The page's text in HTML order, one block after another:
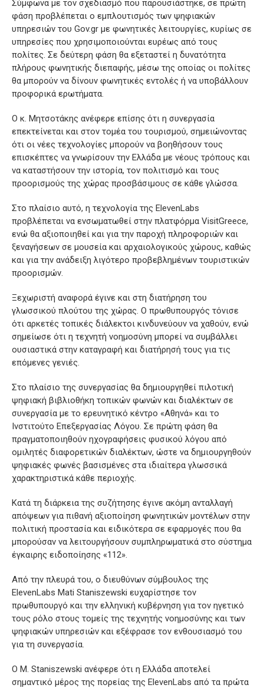
Σύμφωνα με τον σχεδιασμό που παρουσιάστηκε, σε πρώτη
φάση προβλέπεται ο εμπλουτισμός των ψηφιακών
υπηρεσιών του Gov.gr με φωνητικές λειτουργίες, κυρίως σε
υπηρεσίες που χρησιμοποιούνται ευρέως από τους
πολίτες. Σε δεύτερη φάση θα εξεταστεί η δυνατότητα
πλήρους φωνητικής διεπαφής, μέσω της οποίας οι πολίτες
θα μπορούν να δίνουν φωνητικές εντολές ή να υποβάλλουν
προφορικά ερωτήματα.
Ο κ. Μητσοτάκης ανέφερε επίσης ότι η συνεργασία
επεκτείνεται και στον τομέα του τουρισμού, σημειώνοντας
ότι οι νέες τεχνολογίες μπορούν να βοηθήσουν τους
επισκέπτες να γνωρίσουν την Ελλάδα με νέους τρόπους και
να καταστήσουν την ιστορία, τον πολιτισμό και τους
προορισμούς της χώρας προσβάσιμους σε κάθε γλώσσα.
Στο πλαίσιο αυτό, η τεχνολογία της ElevenLabs
προβλέπεται να ενσωματωθεί στην πλατφόρμα VisitGreece,
ενώ θα αξιοποιηθεί και για την παροχή πληροφοριών και
ξεναγήσεων σε μουσεία και αρχαιολογικούς χώρους, καθώς
και για την ανάδειξη λιγότερο προβεβλημένων τουριστικών
προορισμών.
Ξεχωριστή αναφορά έγινε και στη διατήρηση του
γλωσσικού πλούτου της χώρας. Ο πρωθυπουργός τόνισε
ότι αρκετές τοπικές διάλεκτοι κινδυνεύουν να χαθούν, ενώ
σημείωσε ότι η τεχνητή νοημοσύνη μπορεί να συμβάλλει
ουσιαστικά στην καταγραφή και διατήρησή τους για τις
επόμενες γενιές.
Στο πλαίσιο της συνεργασίας θα δημιουργηθεί πιλοτική
ψηφιακή βιβλιοθήκη τοπικών φωνών και διαλέκτων σε
συνεργασία με το ερευνητικό κέντρο «Αθηνά» και το
Ινστιτούτο Επεξεργασίας Λόγου. Σε πρώτη φάση θα
πραγματοποιηθούν ηχογραφήσεις φυσικού λόγου από
ομιλητές διαφορετικών διαλέκτων, ώστε να δημιουργηθούν
ψηφιακές φωνές βασισμένες στα ιδιαίτερα γλωσσικά
χαρακτηριστικά κάθε περιοχής.
Κατά τη διάρκεια της συζήτησης έγινε ακόμη ανταλλαγή
απόψεων για πιθανή αξιοποίηση φωνητικών μοντέλων στην
πολιτική προστασία και ειδικότερα σε εφαρμογές που θα
μπορούσαν να λειτουργήσουν συμπληρωματικά στο σύστημα
έγκαιρης ειδοποίησης «112».
Από την πλευρά του, ο διευθύνων σύμβουλος της
ElevenLabs Mati Staniszewski ευχαρίστησε τον
πρωθυπουργό και την ελληνική κυβέρνηση για τον ηγετικό
τους ρόλο στους τομείς της τεχνητής νοημοσύνης και των
ψηφιακών υπηρεσιών και εξέφρασε τον ενθουσιασμό του
για τη συνεργασία.
Ο M. Staniszewski ανέφερε ότι η Ελλάδα αποτελεί
σημαντικό μέρος της πορείας της ElevenLabs από τα πρώτα